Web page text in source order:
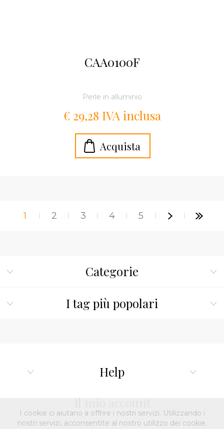
CAA0100F
Perle in alluminio
€ 29,28 IVA inclusa
1 2 3 4 5
Categorie
I tag più popolari
Help
Il mio account
I cookie ci aiutano a offrire i nostri servizi. Utilizzando i
nostri servizi, acconsentite al nostro utilizzo dei cookie.